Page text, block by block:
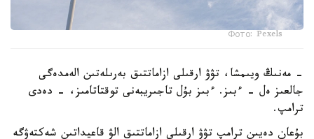
Фото: Pexels
- مەنىڭ ويىمشا، تۋۋ ارقىلى ازاماتتىق بەرىلەتىن الەمدەگى
جالعىز ەل - ءبىز. ءبىز بۇل تاجىريبەنى توقتاتامىز، - دەدى
ترامپ.
بۇعان دەيىن ترامپ تۋۋ ارقىلى ازاماتتىق الۋ قاعيداتىن شەكتەۋگە